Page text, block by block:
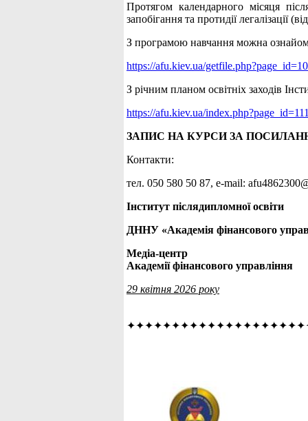
Протягом календарного місяця
запобігання та протидії
З програмою навчання можна
https://afu.kiev.ua/
З річним планом освітніх заходів
https://afu.kiev.ua/
ЗАПИС НА КУРСИ ЗА
Контакти:
тел. 050 580 50 87, е-mail:
Інститут післядипломної освіти
ДННУ «Академія фінансового
Медіа-центр
Академії фінансового управління
29 квітня 2026 року